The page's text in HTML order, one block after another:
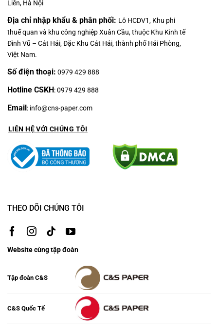
Liên, Hà Nội
Địa chỉ nhập khẩu & phân phối: Lô HCDV1, Khu phi
thuế quan và khu công nghiệp Xuân Cầu, thuộc Khu Kinh tế
Đình Vũ – Cát Hải, Đặc Khu Cát Hải, thành phố Hải Phòng,
Việt Nam.
Số điện thoại: 0979 429 888
Hotline CSKH:0979 429 888
Email: info@cns-paper.com
LIÊN HỆ VỚI CHÚNG TÔI
THEO DÕI CHÚNG TÔI
Website cùng tập đoàn
Tập đoàn C&S
C&S Quốc Tế